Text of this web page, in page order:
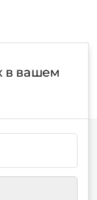
в вашем